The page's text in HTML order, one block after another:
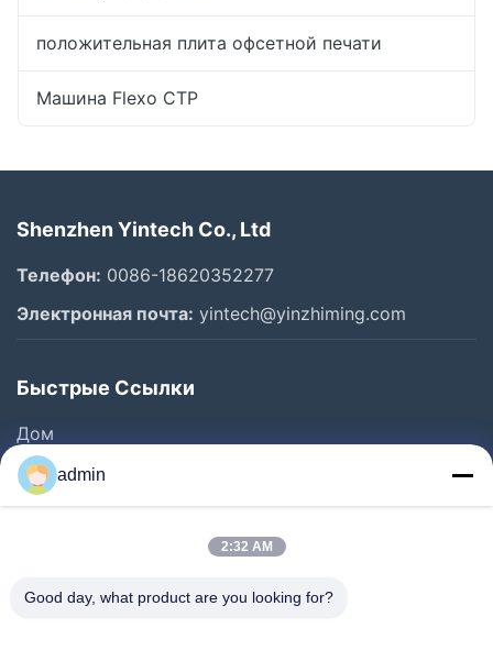
положительная плита офсетной печати
Машина Flexo CTP
Shenzhen Yintech Co., Ltd
Телефон: 0086-18620352277
Электронная почта: yintech@yinzhiming.com
Быстрые Ссылки
Дом
Продукты
Ролики
Путешествие Фабрики
admin
2:32 AM
Good day, what product are you looking for?